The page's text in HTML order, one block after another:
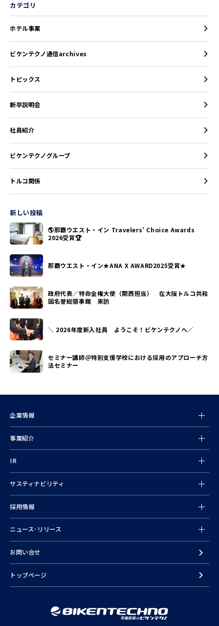
カテゴリ
ホテル事業
ビケンテクノ通信archives
トピックス
新卒説明会
社員紹介
ビケンテクノグループ
トルコ関係
新しい投稿
🌎那覇ウエスト・イン Travelers’ Choice Awards
2026受賞🏆
那覇ウエスト・イン★ANA X AWARD2025受賞★
政府代表／特命全権大使（関西担当） 在大阪トルコ共和
国名誉総領事館 来訪
＼ 2026年度新入社員 ようこそ！ビケンテクノへ／
セミナー講師＠特別支援学校における採用のアプローチ方
法セミナー
企業情報
事業紹介
IR
サスティナビリティ
採用情報
ニュース･リリース
お問い合せ
トップページ